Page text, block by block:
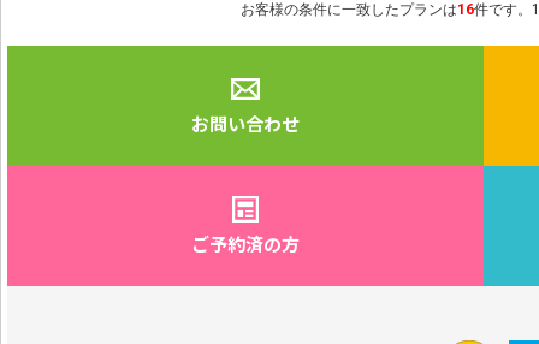
お客様の条件に一致したプランは16件です。
お問い合わせ
ご予約済の方